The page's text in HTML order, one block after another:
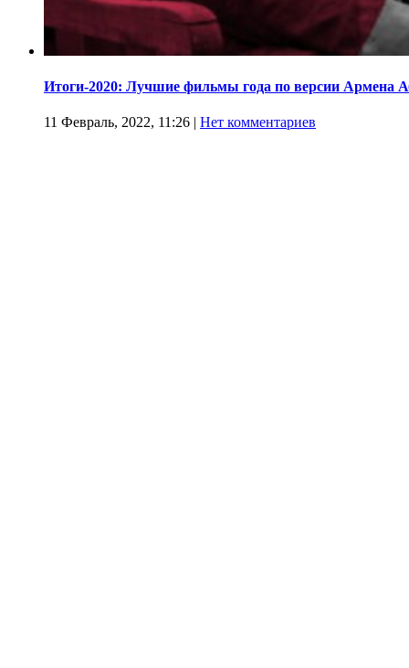
Итоги-2020: Лучшие фильмы года по версии Армена
11 Февраль, 2022, 11:26 | Нет комментариев